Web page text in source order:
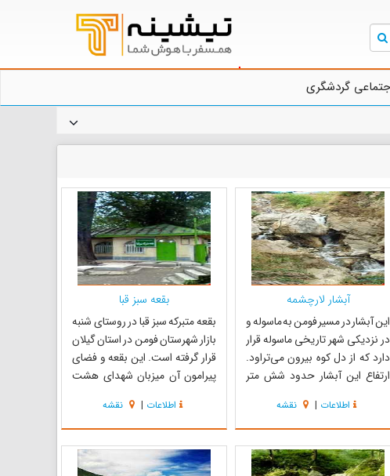
گردشگری
آبشار لارچشمه
این آبشار در مسیر فومن به ماسوله و
در نزدیکی شهر تاریخی ماسوله قرار
دارد که از دل کوه بیرون می‌تراود.
ارتفاع این آبشار حدود شش متر
متری از سطح دریا واقع شده است .
ریزش آب و فشار آن باعث شده است
تا استخری در پای این آبشار به وجود
آید که بسیار تماشایی ا...
اطلاعات | نقشه
بقعه سبز قبا
بقعه متبرکه سبز قبا در روستای شنبه
بازار شهرستان فومن در استان گیلان
قرار گرفته است. این بقعه و فضای
پیرامون آن میزبان شهدای هشت
همرزمانشان در این مکان خاک را در
آغوش گرفته اند. وجود بارگاه مقدس
شهید سید جواد موسوی در محوطه
بقعه متبرکه سبز قبا سبب شده ...
اطلاعات | نقشه